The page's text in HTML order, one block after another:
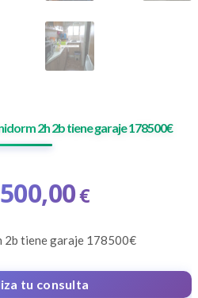
2h 2b tiene garaje 178500€
€
2b tiene garaje 178500€
tu consulta